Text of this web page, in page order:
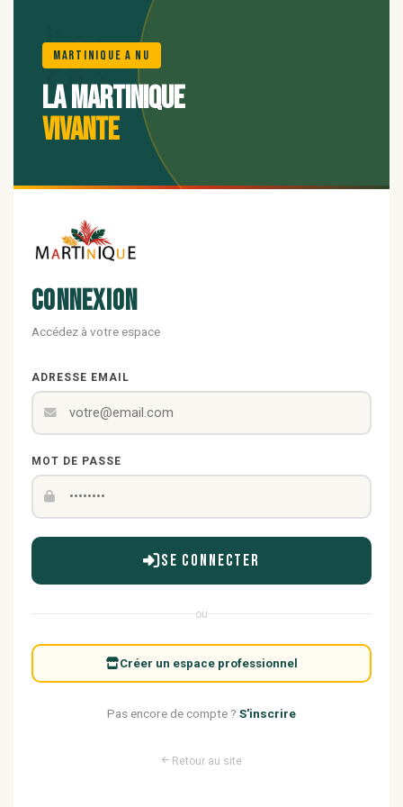
🌺
Martinique A Nu
La Martinique
vivante
Connexion
Accédez à votre espace
ADRESSE EMAIL
MOT DE PASSE
Se connecter
ou
Créer un espace professionnel
Pas encore de compte ? S'inscrire
Retour au site